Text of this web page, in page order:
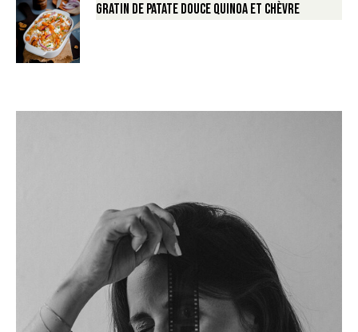
Gratin de Patate douce Quinoa et Chèvre